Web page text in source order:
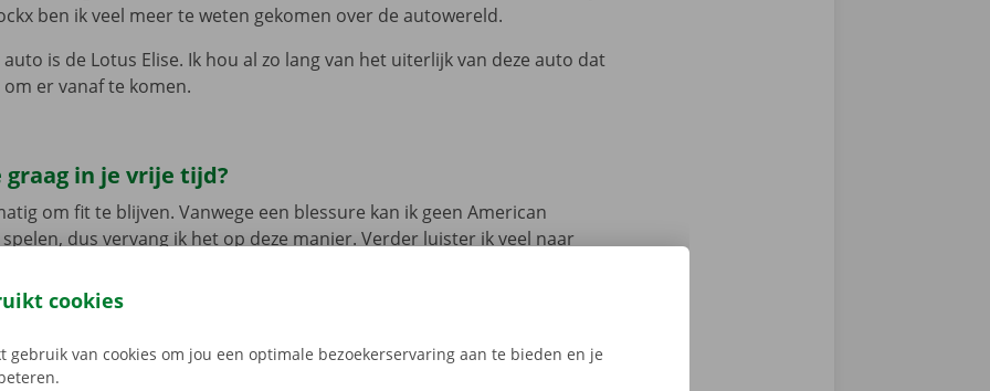
ben ik veel meer te weten gekomen over de autowereld.
is de Lotus Elise. Ik hou al zo lang van het uiterlijk van deze auto dat
er vanaf te komen.
graag in je vrije tijd?
om fit te blijven. Vanwege een blessure kan ik geen American
dus vervang ik het op deze manier. Verder luister ik veel naar
doen. Iets gaan eten of drinken, een concert of een escape spel. Ik
te vinden.
cookies
gebruik van cookies om jou een optimale bezoekerservaring aan te bieden en je